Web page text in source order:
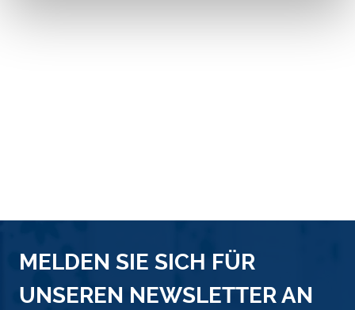
MELDEN SIE SICH FÜR
UNSEREN NEWSLETTER AN